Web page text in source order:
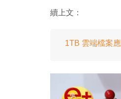
續上文：
1TB 雲端檔案